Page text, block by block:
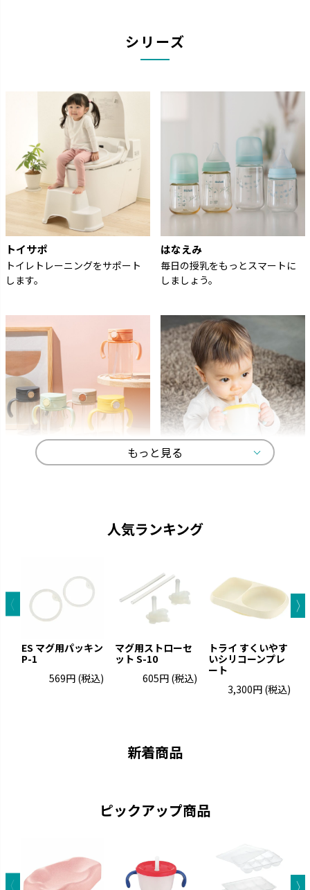
シリーズ
トイサポ
トイレトレーニングをサポート
します。
はなえみ
毎日の授乳をもっとスマートに
しましょう。
もっと見る
人気ランキング
ES マグ用パッキン
P-1
569円 (税込)
マグ用ストローセ
ット S-10
605円 (税込)
トライ すくいやす
いシリコーンプレ
ート
3,300円 (税込)
新着商品
ピックアップ商品